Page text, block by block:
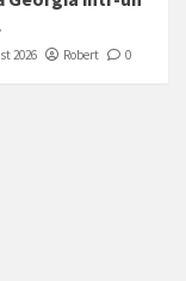
2026 Robert 0